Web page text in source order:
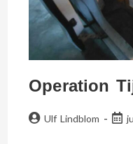
Operation
Ulf Lindblom